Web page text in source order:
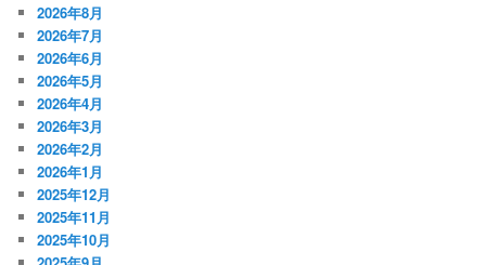
2026年8月
2026年7月
2026年6月
2026年5月
2026年4月
2026年3月
2026年2月
2026年1月
2025年12月
2025年11月
2025年10月